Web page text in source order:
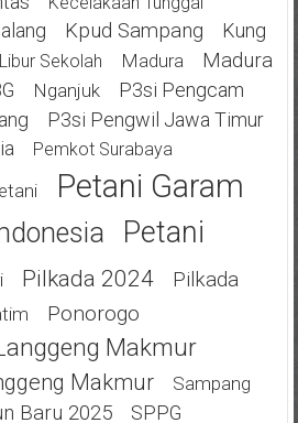
Kpud Sampang
Kung
Libur Sekolah Madura
Madura
Nganjuk
P3si Pengcam
P3si Pengwil Jawa Timur
Pemkot Surabaya
Petani Garam
Petani
Pilkada 2024
Pilkada
Ponorogo
Makmur
Makmur
Sampang
Baru 2025
SPPG